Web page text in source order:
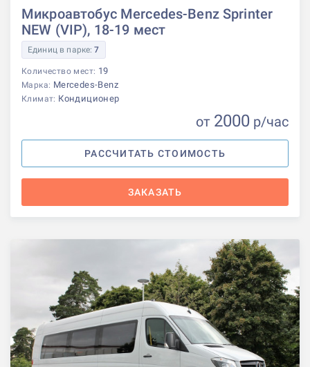
Микроавтобус Mercedes-Benz Sprinter
NEW (VIP), 18-19 мест
Единиц в парке:7
Количество мест: 19
Марка: Mercedes-Benz
Климат: Кондиционер
от 2000 р/час
РАССЧИТАТЬ СТОИМОСТЬ
ЗАКАЗАТЬ